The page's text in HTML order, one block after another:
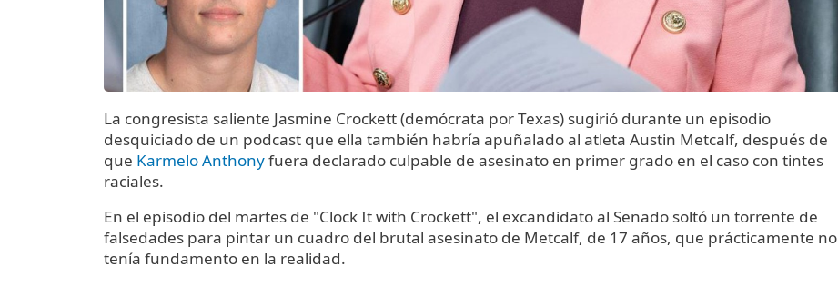
La congresista saliente Jasmine Crockett (demócrata por Texas) sugirió durante un episodio
desquiciado de un podcast que ella también habría apuñalado al atleta Austin Metcalf, después de
que Karmelo Anthonyfuera declarado culpable de asesinato en primer grado en el caso con tintes
raciales.
En el episodio del martes de "Clock It with Crockett", el excandidato al Senado soltó un torrente de
falsedades para pintar un cuadro del brutal asesinato de Metcalf, de 17 años, que prácticamente no
tenía fundamento en la realidad.